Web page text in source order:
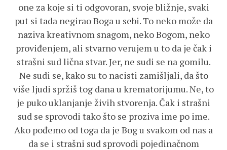
one za koje si ti odgovoran, svoje bližnje, svaki
put si tada negirao Boga u sebi. To neko može da
naziva kreativnom snagom, neko Bogom, neko
proviđenjem, ali stvarno verujem u to da je čak i
strašni sud lična stvar. Jer, ne sudi se na gomilu.
Ne sudi se, kako su to nacisti zamišljali, da što
više ljudi spržiš tog dana u krematorijumu. Ne, to
je puko uklanjanje živih stvorenja. Čak i strašni
sud se sprovodi tako što se proziva ime po ime.
Ako pođemo od toga da je Bog u svakom od nas a
da se i strašni sud sprovodi pojedinačnom